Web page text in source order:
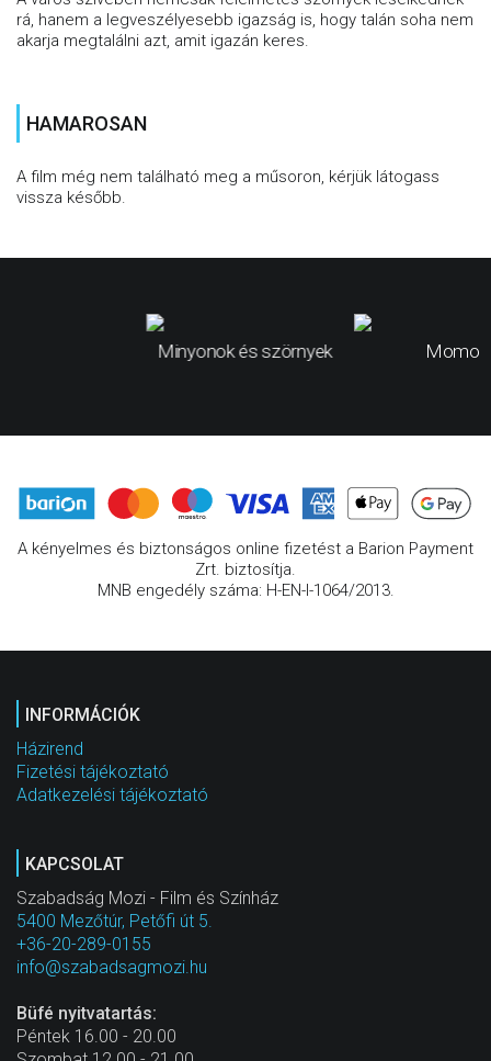
rá, hanem a legveszélyesebb igazság is, hogy talán soha nem
akarja megtalálni azt, amit igazán keres.
HAMAROSAN
A film még nem található meg a műsoron, kérjük látogass
vissza később.
Minyonok és szörnyek Momo
A kényelmes és biztonságos online fizetést a Barion Payment
Zrt. biztosítja.
MNB engedély száma: H-EN-I-1064/2013.
INFORMÁCIÓK
Házirend
Fizetési tájékoztató
Adatkezelési tájékoztató
KAPCSOLAT
Szabadság Mozi - Film és Színház
5400 Mezőtúr, Petőfi út 5.
+36-20-289-0155
info@szabadsagmozi.hu
Büfé nyitvatartás:
Péntek 16.00 - 20.00